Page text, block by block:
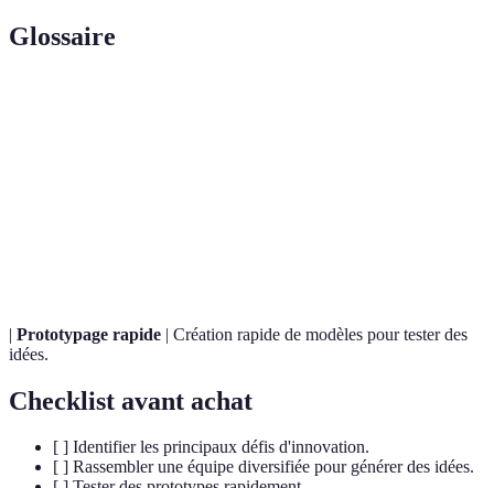
Glossaire
| Prototypage rapide | Création rapide de modèles pour tester des
idées.
Checklist avant achat
[ ] Identifier les principaux défis d'innovation.
[ ] Rassembler une équipe diversifiée pour générer des idées.